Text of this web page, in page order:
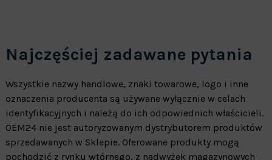
Najczęściej zadawane pytania
Wszystkie nazwy handlowe, znaki towarowe, logo i inne
oznaczenia producenta są używane wyłącznie w celach
identyfikacyjnych i należą do ich odpowiednich właścicieli.
OEM24 nie jest autoryzowanym dystrybutorem produktów
sprzedawanych w Sklepie. Oferowane produkty mogą
pochodzić z rynku wtórnego, z nadwyżek magazynowych